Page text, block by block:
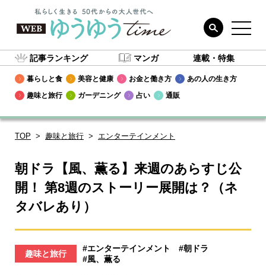
記事ランキング マンガ 連載・特集
暮らしと食 美容と健康 お金と働き方
あの人の生き方
趣味と旅行
ガーデニング 占い 通販
TOP 趣味と旅行 エンターテインメント
朝ドラ【風、薫る】来週のあらすじ公
開！ 第8週のストーリー展開は？（ネ
タバレあり）
趣味と旅行
#エンターテインメント
#朝ドラ
#風、薫る